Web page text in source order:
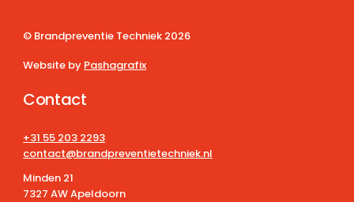
© Brandpreventie Techniek 2026
Website by Pashagrafix
Contact
+31 55 203 2293
contact@brandpreventietechniek.nl
Minden 21
7327 AW Apeldoorn